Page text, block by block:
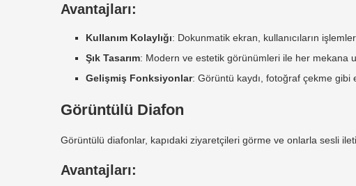
Sonuç
Avantajları:
Kullanım Kolaylığı: Dokunmatik ekran, kullanıcıların
Şık Tasarım: Modern ve estetik görünümleri ile her mekana
Gelişmiş Fonksiyonlar: Görüntü kaydı, fotoğraf çekme gibi
Görüntülü Diafon
Görüntülü diafonlar, kapıdaki ziyaretçileri görme ve onlarla sesli
Avantajları: